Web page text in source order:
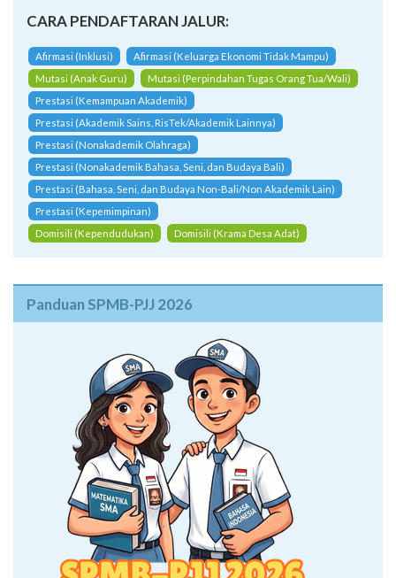
CARA PENDAFTARAN JALUR:
Afirmasi (Inklusi)
Afirmasi (Keluarga Ekonomi Tidak Mampu)
Mutasi (Anak Guru)
Mutasi (Perpindahan Tugas Orang Tua/Wali)
Prestasi (Kemampuan Akademik)
Prestasi (Akademik Sains, RisTek/Akademik Lainnya)
Prestasi (Nonakademik Olahraga)
Prestasi (Nonakademik Bahasa, Seni, dan Budaya Bali)
Prestasi (Bahasa, Seni, dan Budaya Non-Bali/Non Akademik Lain)
Prestasi (Kepemimpinan)
Domisili (Kependudukan)
Domisili (Krama Desa Adat)
Panduan SPMB-PJJ 2026